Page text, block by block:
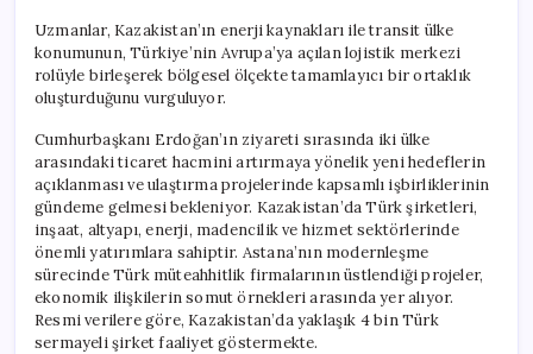
Uzmanlar, Kazakistan’ın enerji kaynakları ile transit ülke
konumunun, Türkiye’nin Avrupa’ya açılan lojistik merkezi
rolüyle birleşerek bölgesel ölçekte tamamlayıcı bir ortaklık
oluşturduğunu vurguluyor.
Cumhurbaşkanı Erdoğan’ın ziyareti sırasında iki ülke
arasındaki ticaret hacmini artırmaya yönelik yeni hedeflerin
açıklanması ve ulaştırma projelerinde kapsamlı işbirliklerinin
gündeme gelmesi bekleniyor. Kazakistan’da Türk şirketleri,
inşaat, altyapı, enerji, madencilik ve hizmet sektörlerinde
önemli yatırımlara sahiptir. Astana’nın modernleşme
sürecinde Türk müteahhitlik firmalarının üstlendiği projeler,
ekonomik ilişkilerin somut örnekleri arasında yer alıyor.
Resmi verilere göre, Kazakistan’da yaklaşık 4 bin Türk
sermayeli şirket faaliyet göstermekte.